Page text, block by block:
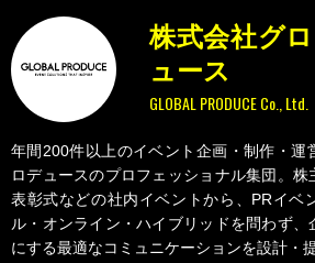
GLOBAL PRODUCE Co., Ltd.
株式会社グ
ュース
年間200件以上のイベント企画・制作・運
ロデュースのプロフェッショナル集団。株
表彰式などの社内イベントから、PRイベ
ル・オンライン・ハイブリッドを問わず
にする最適なコミュニケーションを設計・